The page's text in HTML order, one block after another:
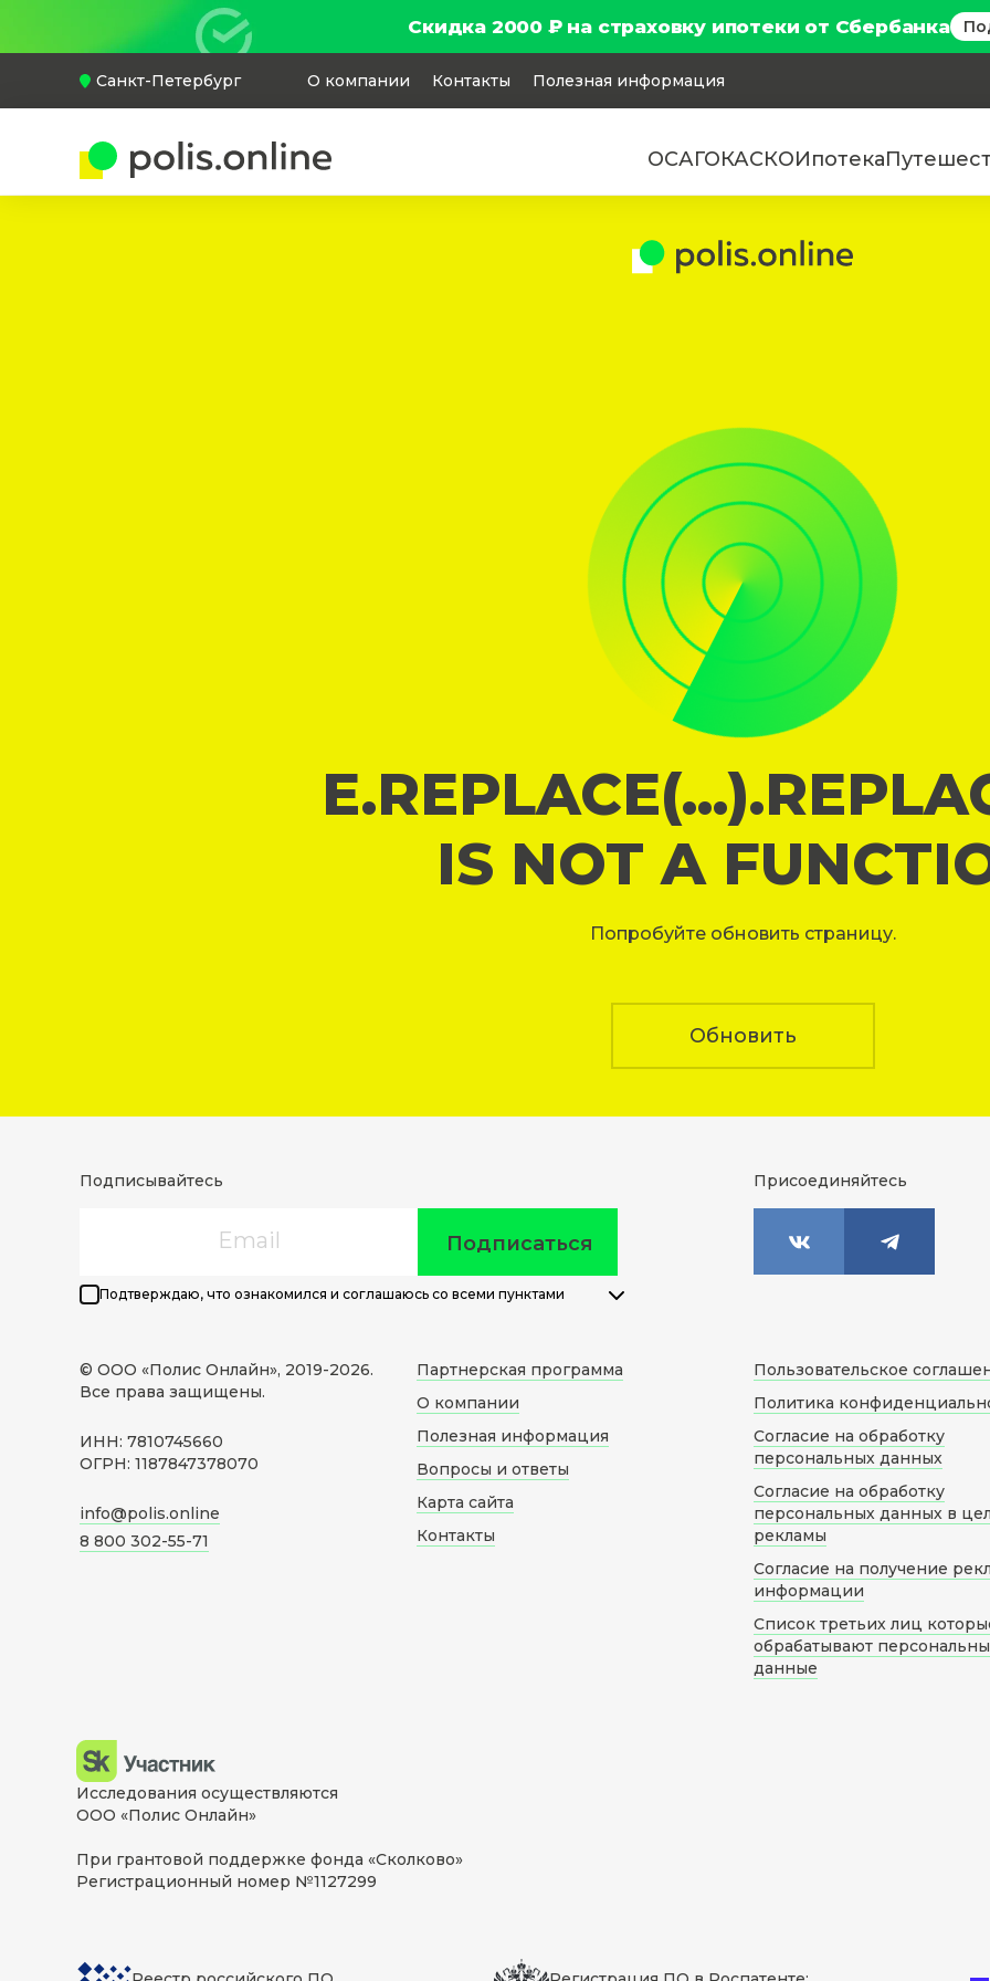
Скидка 2000 ₽ на страховку ипотеки от Сбербанка
Санкт-Петербург О компании Контакты Полезная информация
ОСАГОКАСКОИпотека
IS NOT A
Попробуйте обновить страницу.
Обновить
Подписывайтесь
Подписаться
Подтверждаю, что ознакомился и соглашаюсь со всеми пунктами
Присоединяйтесь
© ООО «Полис Онлайн», 2019-2026.
Все права защищены.
ИНН: 7810745660
ОГРН: 1187847378070
info@polis.online
8 800 302-55-71
Партнерская программа
О компании
Полезная информация
Вопросы и ответы
Карта сайта
Контакты
Пользовательское
Политика
Согласие на обработку
персональных данных
Согласие на обработку
персональных данных в
рекламы
Согласие на получение
информации
Список третьих лиц
обрабатывают
данные
Исследования осуществляются
ООО «Полис Онлайн»
При грантовой поддержке фонда «Сколково»
Регистрационный номер №1127299